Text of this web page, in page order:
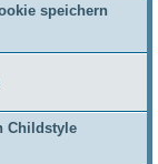
speichern
Childstyle